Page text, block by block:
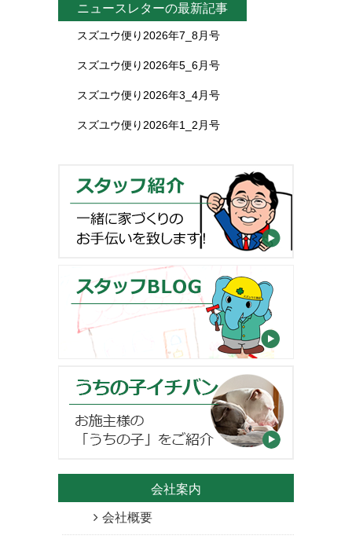
ニュースレターの最新記事
スズユウ便り2026年7_8月号
スズユウ便り2026年5_6月号
スズユウ便り2026年3_4月号
スズユウ便り2026年1_2月号
会社案内
会社概要